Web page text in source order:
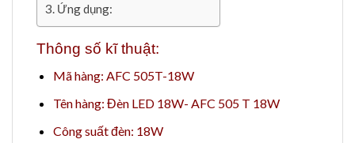
Ứng dụng:
Thông số kĩ thuật:
Mã hàng: AFC 505T-18W
Tên hàng: Đèn LED 18W- AFC 505 T 18W
Công suất đèn: 18W